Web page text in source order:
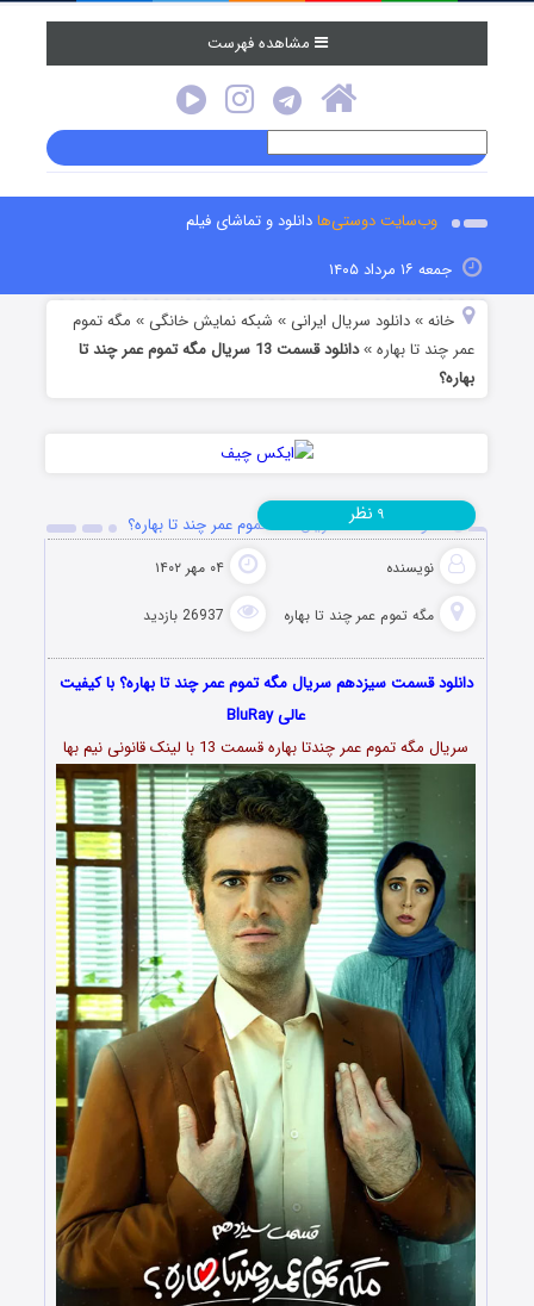
مشاهده فهرست
وب‌سایت دوستی‌هادانلود و تماشای فیلم
جمعه ۱۶ مرداد ۱۴۰۵
خانه »دانلود سریال ایرانی » شبکه نمایش خانگی » مگه تموم
عمر چند تا بهاره »
دانلود قسمت 13 سریال مگه تموم عمر چند تا
بهاره؟‌
دانلود قسمت 13 سریال مگه تموم عمر چند تا بهاره؟‌
نویسنده ۰۴ مهر ۱۴۰۲
مگه تموم عمر چند تا بهاره 26937 بازدید
۹ نظر
دانلود قسمت سیزدهم سریال مگه تموم عمر چند تا بهاره؟‌ با کیفیت
عالی BluRay
سریال مگه تموم عمر چندتا بهاره قسمت 13 با لینک قانونی نیم بها